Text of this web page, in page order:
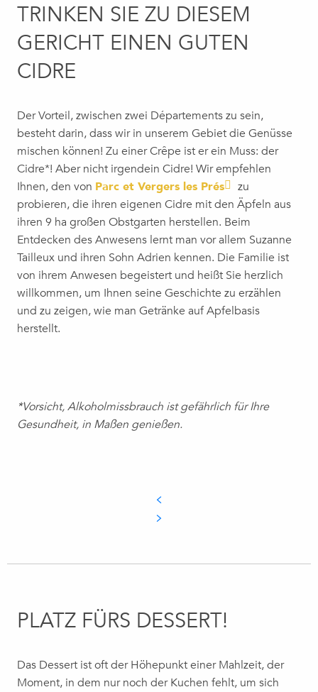
TRINKEN SIE ZU DIESEM
GERICHT EINEN GUTEN
CIDRE
Der Vorteil, zwischen zwei Départements zu sein,
besteht darin, dass wir in unserem Gebiet die Genüsse
mischen können! Zu einer Crêpe ist er ein Muss: der
Cidre*! Aber nicht irgendein Cidre! Wir empfehlen
Ihnen, den von Parc et Vergers les Prés
zu
probieren, die ihren eigenen Cidre mit den Äpfeln aus
ihren 9 ha großen Obstgarten herstellen. Beim
Entdecken des Anwesens lernt man vor allem Suzanne
Tailleux und ihren Sohn Adrien kennen. Die Familie ist
von ihrem Anwesen begeistert und heißt Sie herzlich
willkommen, um Ihnen seine Geschichte zu erzählen
und zu zeigen, wie man Getränke auf Apfelbasis
herstellt.
*Vorsicht, Alkoholmissbrauch ist gefährlich für Ihre
Gesundheit, in Maßen genießen.
PLATZ FÜRS DESSERT!
Das Dessert ist oft der Höhepunkt einer Mahlzeit, der
Moment, in dem nur noch der Kuchen fehlt, um sich